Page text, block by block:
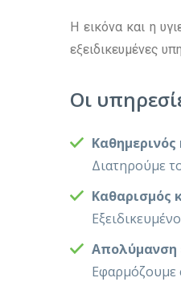
Η εικόνα και η
εξειδικευμένες
Οι
Διατηρούμε
Καθαρισμός
Απολύμανση
Εφαρμόζουμε